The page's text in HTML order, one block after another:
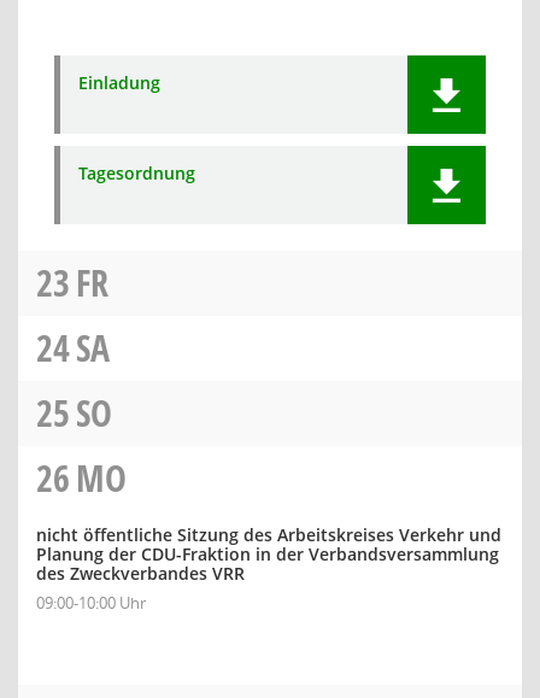
Einladung
Tagesordnung
23FR
24SA
25SO
26MO
nicht öffentliche Sitzung des Arbeitskreises Verkehr und
Planung der CDU-Fraktion in der Verbandsversammlung
des Zweckverbandes VRR
09:00-10:00 Uhr